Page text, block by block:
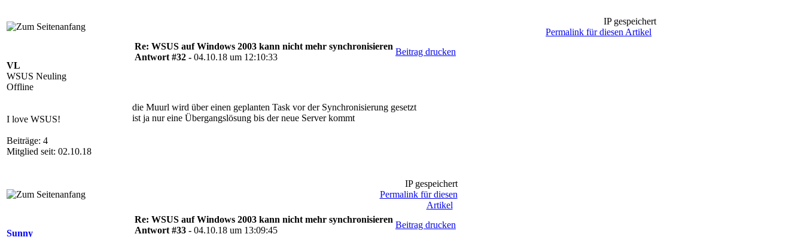
IP gespeichert
Permalink für diesen Artikel
VL
WSUS Neuling
Offline
I love WSUS!
Beiträge: 4
Mitglied seit: 02.10.18
Re: WSUS auf Windows 2003 kann nicht mehr synchronisieren
Antwort #32 - 04.10.18 um 12:10:33
Beitrag drucken
die Muurl wird über einen geplanten Task vor der Synchronisierung gesetzt
ist ja nur eine Übergangslösung bis der neue Server kommt
IP gespeichert
Permalink für diesen
Artikel
Sunny
Re: WSUS auf Windows 2003 kann nicht mehr synchronisieren
Antwort #33 - 04.10.18 um 13:09:45
Beitrag drucken